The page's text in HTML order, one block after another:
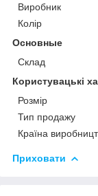
Виробник
Колір
Основные
Склад
Користувацькі
Розмір
Тип продажу
Країна
Приховати